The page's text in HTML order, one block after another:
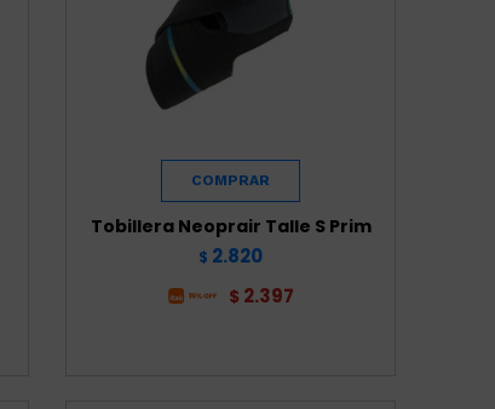
Tobillera Neoprair Talle S Prim
$ 2.820
$ 2.397